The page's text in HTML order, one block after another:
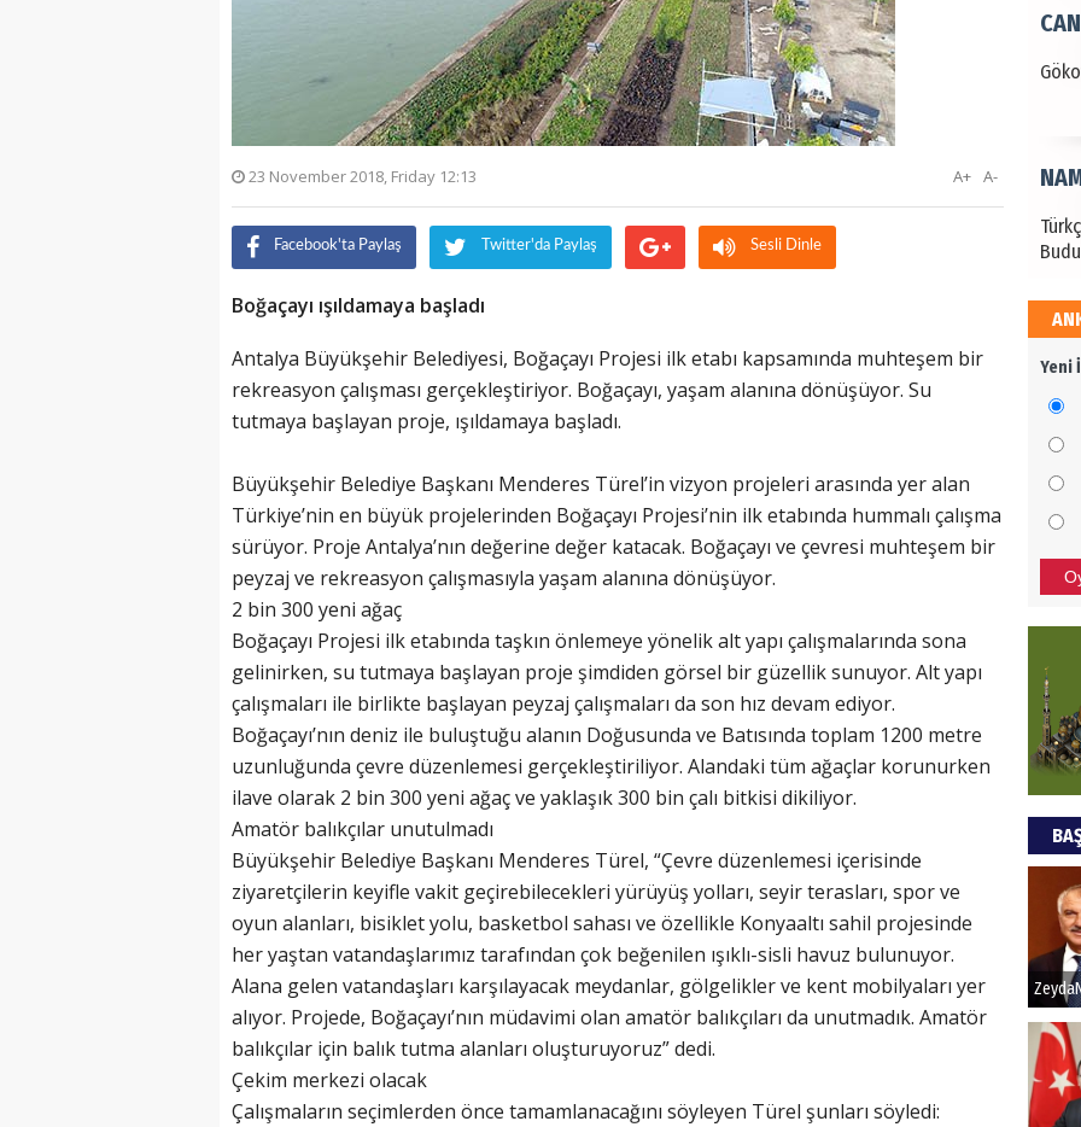
23 November 2018, Friday 12:13 A-
A+
Facebook'ta Paylaş Twitter'da Paylaş Sesli Dinle
Boğaçayı ışıldamaya başladı
Antalya Büyükşehir Belediyesi, Boğaçayı Projesi ilk etabı kapsamında muhteşem bir
rekreasyon çalışması gerçekleştiriyor. Boğaçayı, yaşam alanına dönüşüyor. Su
tutmaya başlayan proje, ışıldamaya başladı.
Büyükşehir Belediye Başkanı Menderes Türel’in vizyon projeleri arasında yer alan
Türkiye’nin en büyük projelerinden Boğaçayı Projesi’nin ilk etabında hummalı çalışma
sürüyor. Proje Antalya’nın değerine değer katacak. Boğaçayı ve çevresi muhteşem bir
peyzaj ve rekreasyon çalışmasıyla yaşam alanına dönüşüyor.
2 bin 300 yeni ağaç
Boğaçayı Projesi ilk etabında taşkın önlemeye yönelik alt yapı çalışmalarında sona
gelinirken, su tutmaya başlayan proje şimdiden görsel bir güzellik sunuyor. Alt yapı
çalışmaları ile birlikte başlayan peyzaj çalışmaları da son hız devam ediyor.
Boğaçayı’nın deniz ile buluştuğu alanın Doğusunda ve Batısında toplam 1200 metre
uzunluğunda çevre düzenlemesi gerçekleştiriliyor. Alandaki tüm ağaçlar korunurken
ilave olarak 2 bin 300 yeni ağaç ve yaklaşık 300 bin çalı bitkisi dikiliyor.
Amatör balıkçılar unutulmadı
Büyükşehir Belediye Başkanı Menderes Türel, “Çevre düzenlemesi içerisinde
ziyaretçilerin keyifle vakit geçirebilecekleri yürüyüş yolları, seyir terasları, spor ve
oyun alanları, bisiklet yolu, basketbol sahası ve özellikle Konyaaltı sahil projesinde
her yaştan vatandaşlarımız tarafından çok beğenilen ışıklı-sisli havuz bulunuyor.
Alana gelen vatandaşları karşılayacak meydanlar, gölgelikler ve kent mobilyaları yer
alıyor. Projede, Boğaçayı’nın müdavimi olan amatör balıkçıları da unutmadık. Amatör
balıkçılar için balık tutma alanları oluşturuyoruz” dedi.
Çekim merkezi olacak
Çalışmaların seçimlerden önce tamamlanacağını söyleyen Türel şunları söyledi:
Bu
Yeni